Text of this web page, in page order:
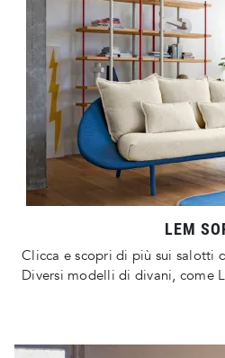
LEM
Clicca e scopri di più sui salotti
Diversi modelli di divani, come